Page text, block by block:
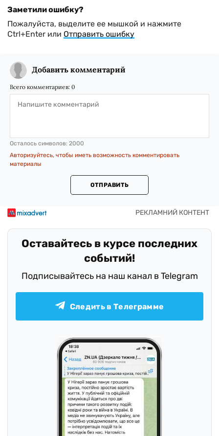
Заметили ошибку?
Пожалуйста, выделите ее мышкой и нажмите
Ctrl+Enter или Отправить ошибку
Добавить комментарий
Всего комментариев: 0
Осталось символов: 2000
Авторизуйтесь, чтобы иметь возможность комментировать
материалы
ОТПРАВИТЬ
Оставайтесь в курсе последних
событий!
Подписывайтесь на наш канал в Telegram
Следить в Телеграмме